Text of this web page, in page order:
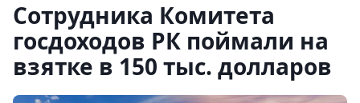
Сотрудника Комитета
госдоходов РК поймали на
взятке в 150 тыс. долларов